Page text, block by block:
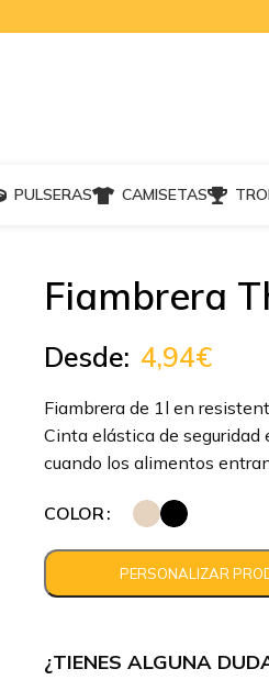
PULSERAS CAMISETAS
Fiambrera
Desde: 4,94€
Fiambrera de 1l en
Cinta elástica de seguridad
cuando los alimentos
COLOR
¿TIENES ALGUNA